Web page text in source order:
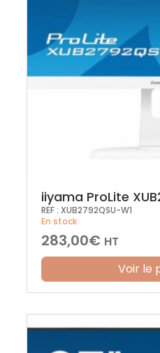
iiyama ProLite
REF : XUB2792QSU-W1
En stock
283,00€ HT
Voir le